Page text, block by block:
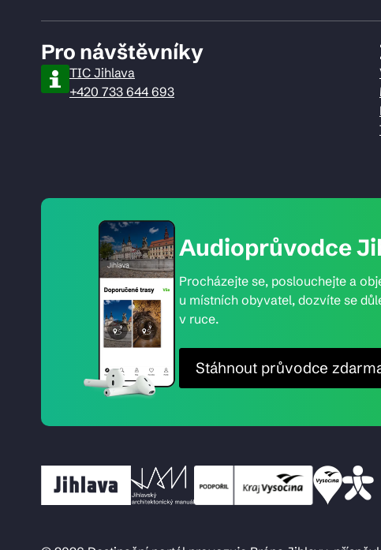
Pro návštěvníky
TIC Jihlava
+420 733 644 693
Audioprůvodce
Procházejte se, poslouchejte a
u místních obyvatel, dozvíte se
v ruce.
Stáhnout průvodce